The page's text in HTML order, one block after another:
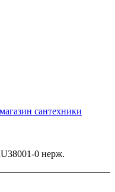
сантехники
0 нерж.